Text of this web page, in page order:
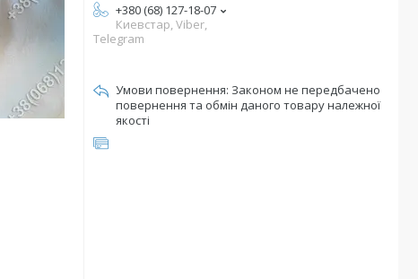
+380 (68) 127-18-07
Киевстар, Viber,
Telegram
Законом не передбачено
повернення та обмін даного товару належної
якості